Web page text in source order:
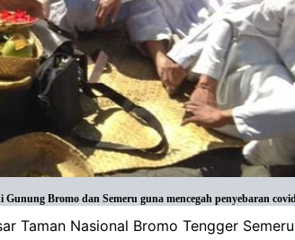
Bromo dan Semeru guna mencegah penyebaran
Taman Nasional Bromo Tengger